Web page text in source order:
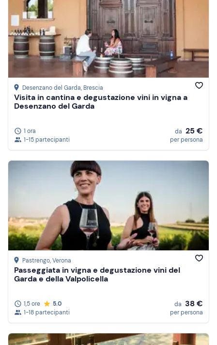
Desenzano del Garda, Brescia
Visita in cantina e degustazione vini in vigna a
Desenzano del Garda
1 ora
1-15 partecipanti
da 25 €
per persona
Pastrengo, Verona
Passeggiata in vigna e degustazione vini del
Garda e della Valpolicella
1,5 ore
5.0
1-18 partecipanti
da 38 €
per persona